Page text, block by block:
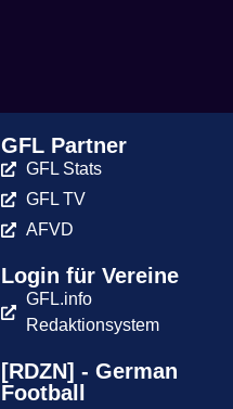
GFL Partner
GFL Stats
GFL TV
AFVD
Login für Vereine
GFL.info
Redaktionsystem
[RDZN] - German
Football